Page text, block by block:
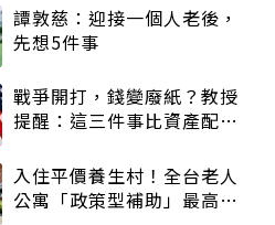
譚敦慈：迎接一個人老後，
先想5件事
戰爭開打，錢變廢紙？教授
提醒：這三件事比資產配置
入住平價養生村！全台老人
公寓「政策型補助」最高打